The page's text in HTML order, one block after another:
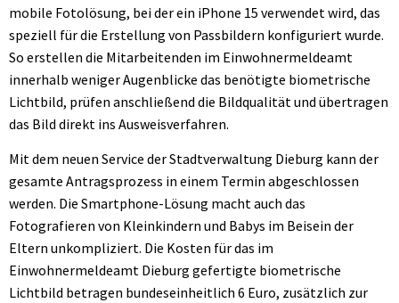
mobile Fotolösung, bei der ein iPhone 15 verwendet wird, das
speziell für die Erstellung von Passbildern konfiguriert wurde.
So erstellen die Mitarbeitenden im Einwohnermeldeamt
innerhalb weniger Augenblicke das benötigte biometrische
Lichtbild, prüfen anschließend die Bildqualität und übertragen
das Bild direkt ins Ausweisverfahren.
Mit dem neuen Service der Stadtverwaltung Dieburg kann der
gesamte Antragsprozess in einem Termin abgeschlossen
werden. Die Smartphone-Lösung macht auch das
Fotografieren von Kleinkindern und Babys im Beisein der
Eltern unkompliziert. Die Kosten für das im
Einwohnermeldeamt Dieburg gefertigte biometrische
Lichtbild betragen bundeseinheitlich 6 Euro, zusätzlich zur